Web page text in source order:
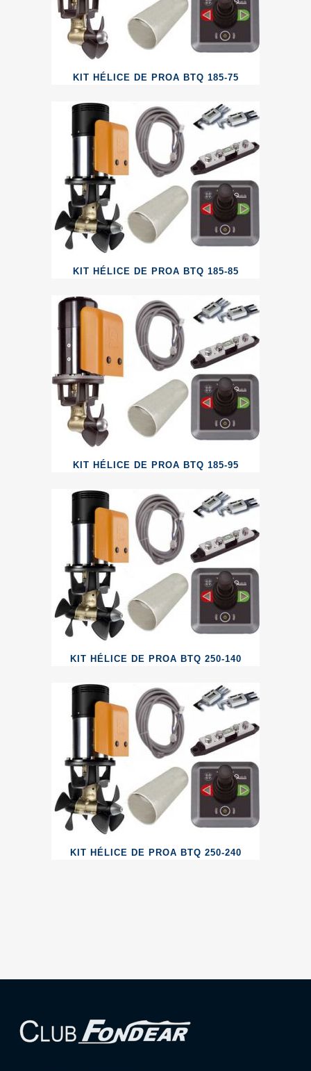
KIT HÉLICE DE PROA BTQ 185-75
KIT HÉLICE DE PROA BTQ 185-85
KIT HÉLICE DE PROA BTQ 185-95
KIT HÉLICE DE PROA BTQ 250-140
KIT HÉLICE DE PROA BTQ 250-240